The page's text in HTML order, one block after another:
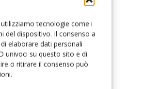
tecnologie come i
del dispositivo. Il consenso a
elaborare dati personali
univoci su questo sito e di
o ritirare il consenso può
Dopo un
invece per
e
su
anche su
gli stessi